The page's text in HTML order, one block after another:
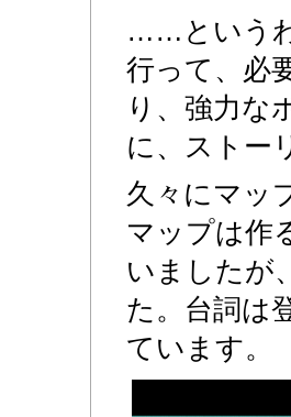
……という
行って、必
り、強力な
に、ストー
久々にマッ
マップは作
いましたが
た。台詞は
ています。